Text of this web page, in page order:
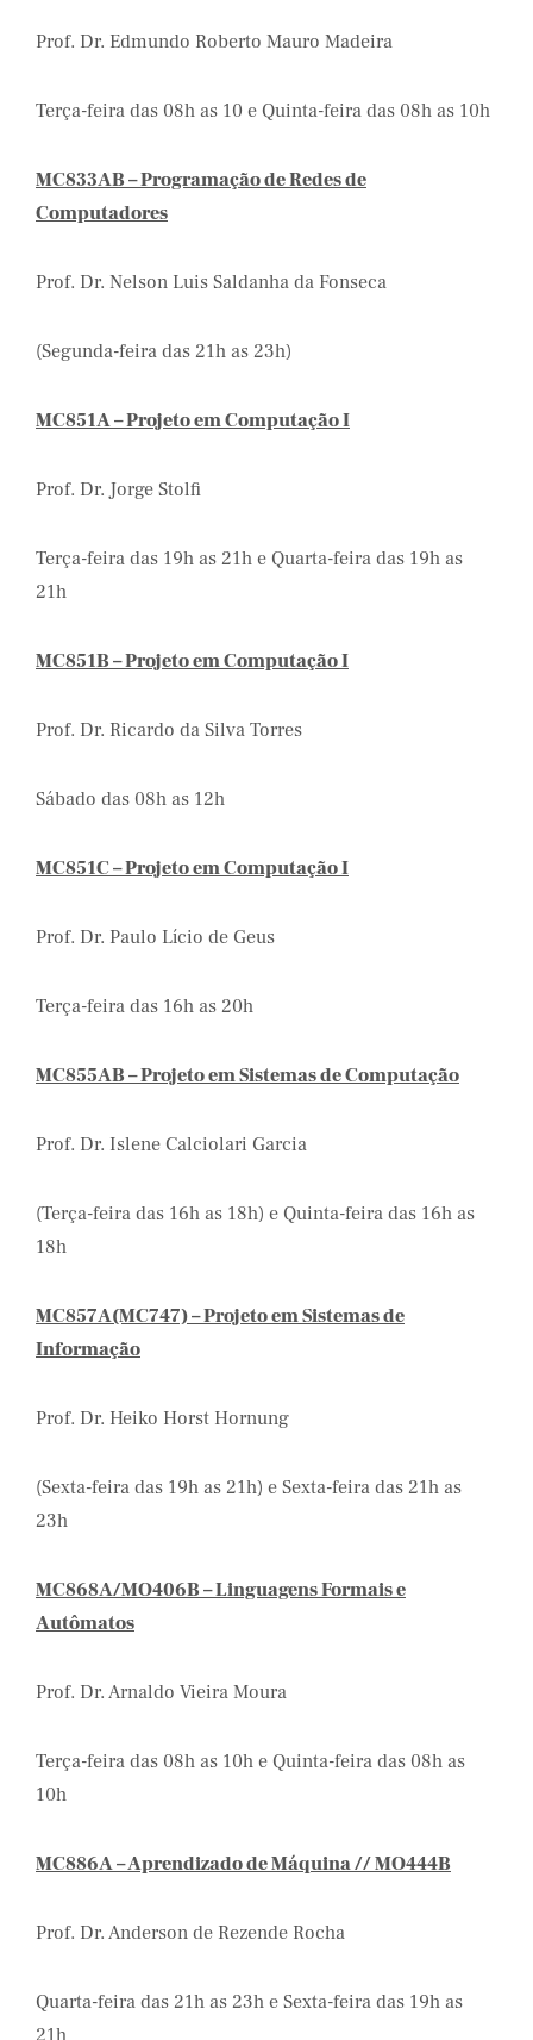
Prof. Dr. Edmundo Roberto Mauro Madeira
Terça-feira das 08h as 10 e Quinta-feira das 08h as 10h
MC833AB – Programação de Redes de
Computadores
Prof. Dr. Nelson Luis Saldanha da Fonseca
(Segunda-feira das 21h as 23h)
MC851A – Projeto em Computação I
Prof. Dr. Jorge Stolfi
Terça-feira das 19h as 21h e Quarta-feira das 19h as
21h
MC851B – Projeto em Computação I
Prof. Dr. Ricardo da Silva Torres
Sábado das 08h as 12h
MC851C – Projeto em Computação I
Prof. Dr. Paulo Lício de Geus
Terça-feira das 16h as 20h
MC855AB – Projeto em Sistemas de Computação
Prof. Dr. Islene Calciolari Garcia
(Terça-feira das 16h as 18h) e Quinta-feira das 16h as
18h
MC857A(MC747) – Projeto em Sistemas de
Informação
Prof. Dr. Heiko Horst Hornung
(Sexta-feira das 19h as 21h) e Sexta-feira das 21h as
23h
MC868A/MO406B – Linguagens Formais e
Autômatos
Prof. Dr. Arnaldo Vieira Moura
Terça-feira das 08h as 10h e Quinta-feira das 08h as
10h
MC886A – Aprendizado de Máquina // MO444B
Prof. Dr. Anderson de Rezende Rocha
Quarta-feira das 21h as 23h e Sexta-feira das 19h as
21h